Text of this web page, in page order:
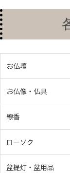
お仏壇
お仏像・仏具
線香
ローソク
盆提灯・盆用品